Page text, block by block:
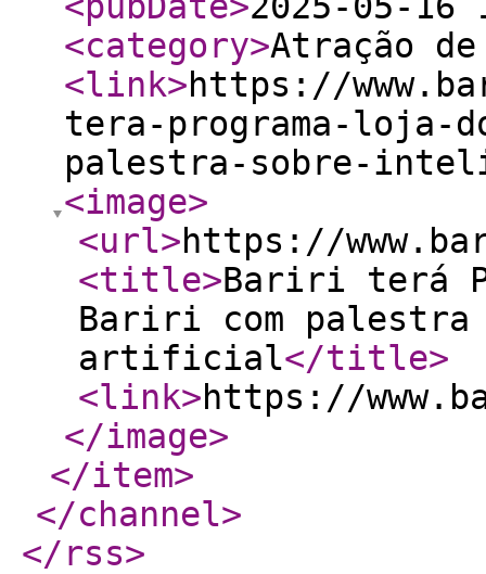
<category>Atração
<link>https://
tera-programa-loja-
palestra-sobre-
<image>
<url>https://
<title>Bariri terá
Bariri com
artificial</title>
<link>https://
</image>
</item>
</channel>
</rss>